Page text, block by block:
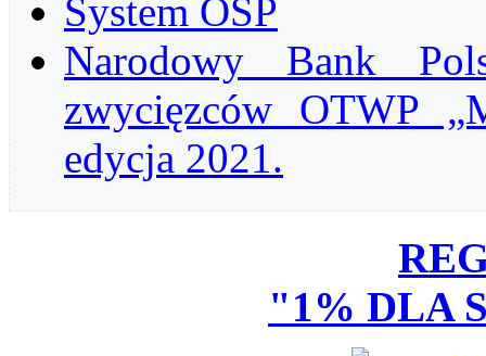
System OSP
Narodowy Bank
zwycięzców OTWP
edycja 2021.
"1% DLA